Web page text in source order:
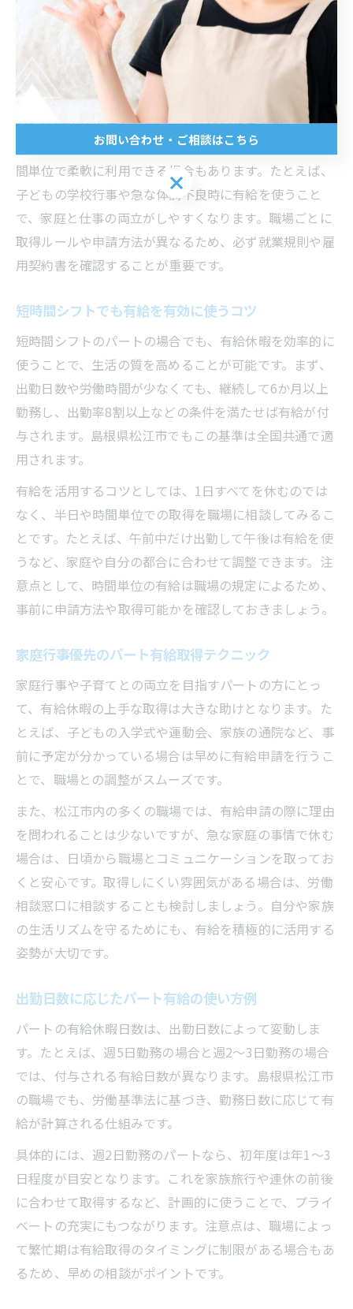
クの方も、雇用契約や出勤率の条件を満たせば有給休暇
の権利が発生します。島根県松江市でも、労働基準法に
基づき、パートであっても有給取得が可能な職場が多い
のが現状です。
有給休暇の活用法としては、長期休暇をまとめて取得す
るだけでなく、短時間勤務のパートでも、1日単位や時
間単位で柔軟に利用できる場合もあります。たとえば、
子どもの学校行事や急な体調不良時に有給を使うこと
で、家庭と仕事の両立がしやすくなります。職場ごとに
取得ルールや申請方法が異なるため、必ず就業規則や雇
用契約書を確認することが重要です。
短時間シフトでも有給を有効に使うコツ
短時間シフトのパートの場合でも、有給休暇を効率的に
使うことで、生活の質を高めることが可能です。まず、
出勤日数や労働時間が少なくても、継続して6か月以上
勤務し、出勤率8割以上などの条件を満たせば有給が付
与されます。島根県松江市でもこの基準は全国共通で適
用されます。
有給を活用するコツとしては、1日すべてを休むのでは
なく、半日や時間単位での取得を職場に相談してみるこ
とです。たとえば、午前中だけ出勤して午後は有給を使
うなど、家庭や自分の都合に合わせて調整できます。注
意点として、時間単位の有給は職場の規定によるため、
事前に申請方法や取得可能かを確認しておきましょう。
家庭行事優先のパート有給取得テクニック
家庭行事や子育てとの両立を目指すパートの方にとっ
て、有給休暇の上手な取得は大きな助けとなります。た
とえば、子どもの入学式や運動会、家族の通院など、事
前に予定が分かっている場合は早めに有給申請を行うこ
とで、職場との調整がスムーズです。
また、松江市内の多くの職場では、有給申請の際に理由
を問われることは少ないですが、急な家庭の事情で休む
場合は、日頃から職場とコミュニケーションを取ってお
くと安心です。取得しにくい雰囲気がある場合は、労働
相談窓口に相談することも検討しましょう。自分や家族
の生活リズムを守るためにも、有給を積極的に活用する
姿勢が大切です。
出勤日数に応じたパート有給の使い方例
パートの有給休暇日数は、出勤日数によって変動しま
す。たとえば、週5日勤務の場合と週2〜3日勤務の場合
では、付与される有給日数が異なります。島根県松江市
の職場でも、労働基準法に基づき、勤務日数に応じて有
給が計算される仕組みです。
具体的には、週2日勤務のパートなら、初年度は年1〜3
日程度が目安となります。これを家族旅行や連休の前後
に合わせて取得するなど、計画的に使うことで、プライ
ベートの充実にもつながります。注意点は、職場によっ
て繁忙期は有給取得のタイミングに制限がある場合もあ
るため、早めの相談がポイントです。
お問い合わせ・ご相談はこちら
お問い合わせ・ご相談はこちら